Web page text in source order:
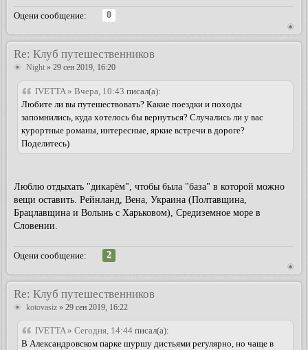
Оцени сообщение:
0
Re: Клуб путешественников
Night » 29 сен 2019, 16:20
IVETTA » Вчера, 10:43 писал(а):
Любите ли вы путешествовать? Какие поездки и походы
запомнились, куда хотелось бы вернуться? Случались ли у вас
курортные романы, интересные, яркие встречи в дороге?
Поделитесь)
Люблю отдыхать "дикарём", чтобы была "база" в которой можно
вещи оставить. Рейнланд, Вена, Украина (Полтавщина,
Брацлавщина и Волынь с Харьковом), Средиземное море в
Словении.
Оцени сообщение:
2
Re: Клуб путешественников
kotovasiz » 29 сен 2019, 16:22
IVETTA » Сегодня, 14:44 писал(а):
В Александровском парке шуршу дистьями регулярно, но чаще в